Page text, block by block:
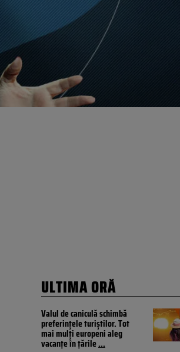
ULTIMA ORĂ
Valul de caniculă schimbă
preferințele turiștilor. Tot
mai mulți europeni aleg
vacanțe în țările...